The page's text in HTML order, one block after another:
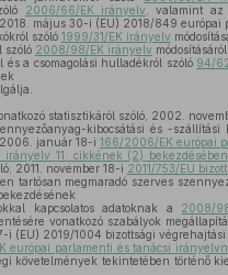
2006/66/EK irányelv, valamint az
2018. május 30-i (EU) 2018/849
szóló 1999/31/EK irányelv
szóló 2008/98/EK irányelv
és a csomagolási hulladékról szóló 94/
statisztikáról szóló, 2002.
kibocsátási és -
2006. január 18-i 166/2006/EK európai
11. cikkének (2) bekezdésében
2011. november 18-i 2011/753/EU
tartósan megmaradó szerves
kapcsolatos adatoknak a 2008/
vonatkozó szabályok
i (EU) 2019/1004 bizottsági végrehajtási
európai parlamenti és tanácsi
követelmények tekintetében történő